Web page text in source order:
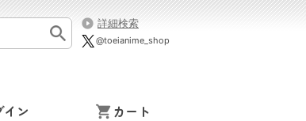
詳細検索
@toeianime_shop
ン カート